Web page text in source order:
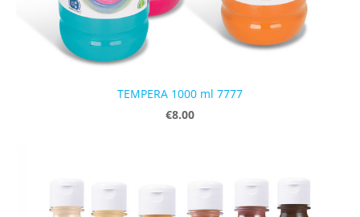
TEMPERA 1000 ml 7777
€8.00